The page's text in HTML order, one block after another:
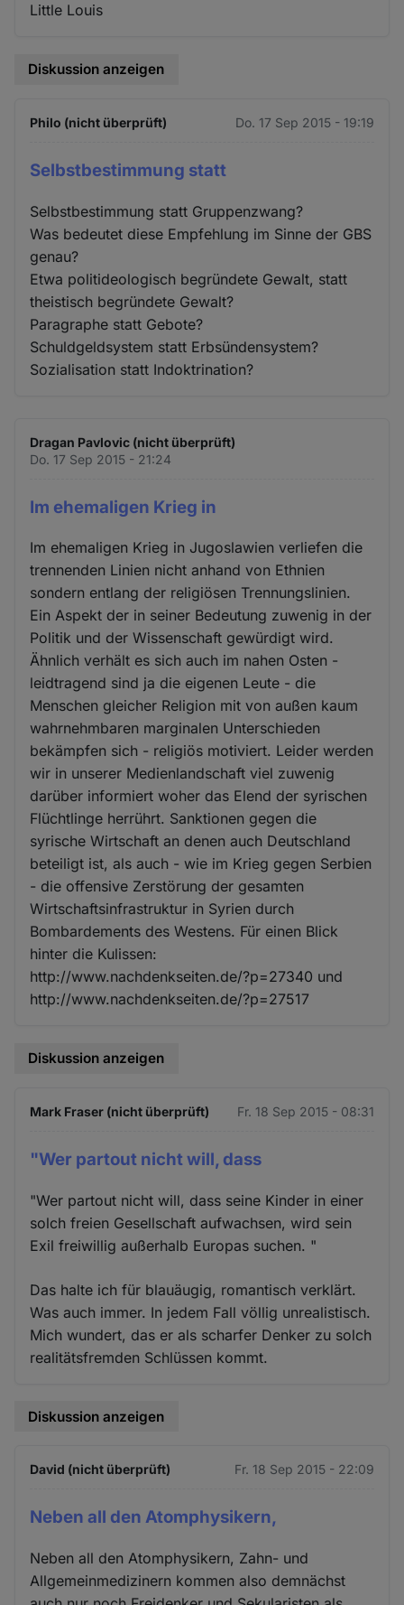
Little Louis
Diskussion anzeigen
Philo (nicht überprüft) Do. 17 Sep 2015 - 19:19
Selbstbestimmung statt
Selbstbestimmung statt Gruppenzwang?
Was bedeutet diese Empfehlung im Sinne der GBS
genau?
Etwa politideologisch begründete Gewalt, statt
theistisch begründete Gewalt?
Paragraphe statt Gebote?
Schuldgeldsystem statt Erbsündensystem?
Sozialisation statt Indoktrination?
Dragan Pavlovic (nicht überprüft)
Do. 17 Sep 2015 - 21:24
Im ehemaligen Krieg in
Im ehemaligen Krieg in Jugoslawien verliefen die
trennenden Linien nicht anhand von Ethnien
sondern entlang der religiösen Trennungslinien.
Ein Aspekt der in seiner Bedeutung zuwenig in der
Politik und der Wissenschaft gewürdigt wird.
Ähnlich verhält es sich auch im nahen Osten -
leidtragend sind ja die eigenen Leute - die
Menschen gleicher Religion mit von außen kaum
wahrnehmbaren marginalen Unterschieden
bekämpfen sich - religiös motiviert. Leider werden
wir in unserer Medienlandschaft viel zuwenig
darüber informiert woher das Elend der syrischen
Flüchtlinge herrührt. Sanktionen gegen die
syrische Wirtschaft an denen auch Deutschland
beteiligt ist, als auch - wie im Krieg gegen Serbien
- die offensive Zerstörung der gesamten
Wirtschaftsinfrastruktur in Syrien durch
Bombardements des Westens. Für einen Blick
hinter die Kulissen:
http://www.nachdenkseiten.de/?p=27340 und
http://www.nachdenkseiten.de/?p=27517
Diskussion anzeigen
Mark Fraser (nicht überprüft) Fr. 18 Sep 2015 - 08:31
"Wer partout nicht will, dass
"Wer partout nicht will, dass seine Kinder in einer
solch freien Gesellschaft aufwachsen, wird sein
Exil freiwillig außerhalb Europas suchen. "
Das halte ich für blauäugig, romantisch verklärt.
Was auch immer. In jedem Fall völlig unrealistisch.
Mich wundert, das er als scharfer Denker zu solch
realitätsfremden Schlüssen kommt.
Diskussion anzeigen
David (nicht überprüft) Fr. 18 Sep 2015 - 22:09
Neben all den Atomphysikern,
Neben all den Atomphysikern, Zahn- und
Allgemeinmedizinern kommen also demnächst